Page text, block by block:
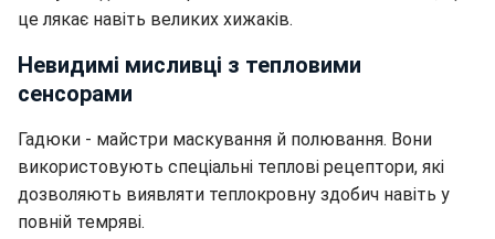
це лякає навіть великих хижаків.
Невидимі мисливці з тепловими
сенсорами
Гадюки - майстри маскування й полювання. Вони
використовують спеціальні теплові рецептори, які
дозволяють виявляти теплокровну здобич навіть у
повній темряві.